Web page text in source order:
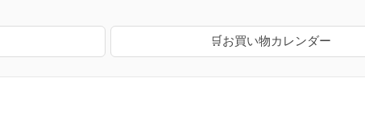
🛒お買い物カレンダー